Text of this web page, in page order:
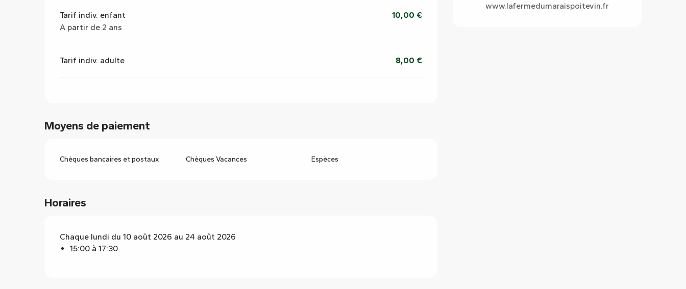
www.lafermedumaraispoitevin.fr
Tarif indiv. enfant
A partir de 2 ans
10,00 €
Tarif indiv. adulte 8,00 €
Moyens de paiement
Chèques bancaires et postaux Chèques Vacances Espèces
Horaires
Chaque lundi du 10 août 2026 au 24 août 2026
15:00 à 17:30